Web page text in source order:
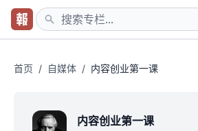
首页 / 自媒体 / 内容创业第一课
内容创业第一课